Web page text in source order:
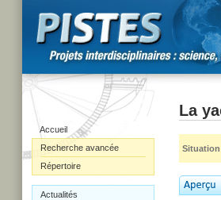
Accueil
Recherche avancée
Répertoire
Actualités
La